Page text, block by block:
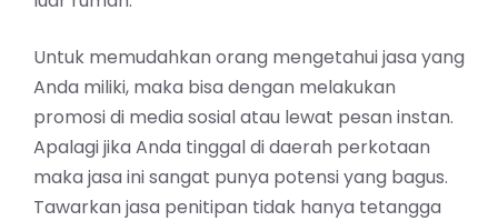
Untuk memudahkan orang mengetahui jasa yang
Anda miliki, maka bisa dengan melakukan
promosi di media sosial atau lewat pesan instan.
Apalagi jika Anda tinggal di daerah perkotaan
maka jasa ini sangat punya potensi yang bagus.
Tawarkan jasa penitipan tidak hanya tetangga